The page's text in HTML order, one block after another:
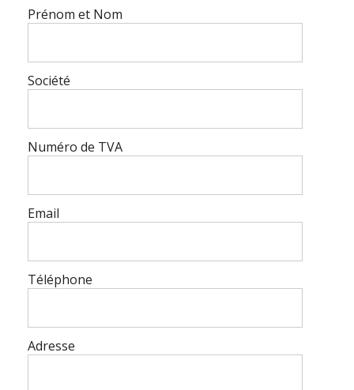
Prénom et Nom
Société
Numéro de TVA
Email
Téléphone
Adresse